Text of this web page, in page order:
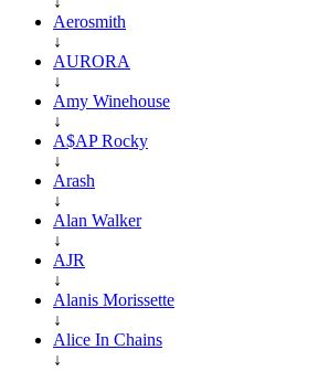
Aerosmith
↓
AURORA
↓
Amy Winehouse
↓
A$AP Rocky
↓
Arash
↓
Alan Walker
↓
AJR
↓
Alanis Morissette
↓
Alice In Chains
↓